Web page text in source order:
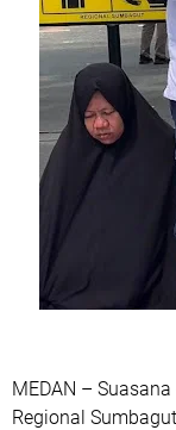
MEDAN –
Regional